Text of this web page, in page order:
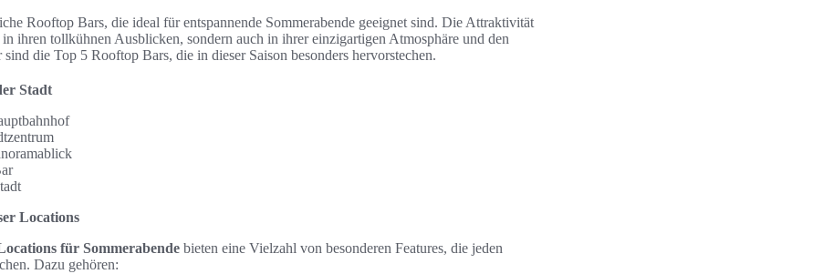
Rooftop Bars, die ideal für entspannende Sommerabende geeignet sind. Die Attraktivität
ihren tollkühnen Ausblicken, sondern auch in ihrer einzigartigen Atmosphäre und den
die Top 5 Rooftop Bars, die in dieser Saison besonders hervorstechen.
Stadt
Locations
für Sommerabende bieten eine Vielzahl von besonderen Features, die jeden
Dazu gehören: